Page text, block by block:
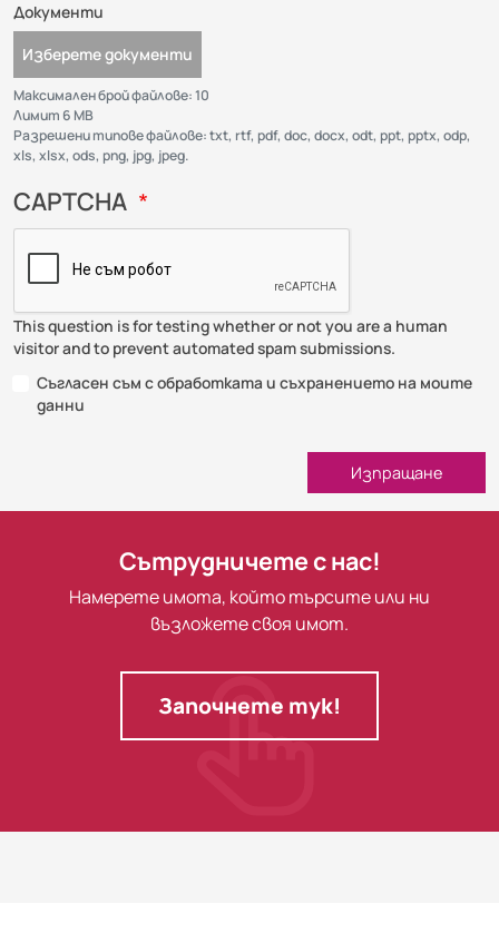
Документи
Изберете документи
Максимален брой файлове: 10
Лимит 6 MB
Разрешени типове файлове: txt, rtf, pdf, doc, docx, odt, ppt, pptx, odp,
xls, xlsx, ods, png, jpg, jpeg.
CAPTCHA
This question is for testing whether or not you are a human
visitor and to prevent automated spam submissions.
Съгласен съм с обработката и съхранението на моите
данни
Изпращане
Сътрудничете с нас!
Намерете имота, който търсите или ни
възложете своя имот.
Започнете тук!